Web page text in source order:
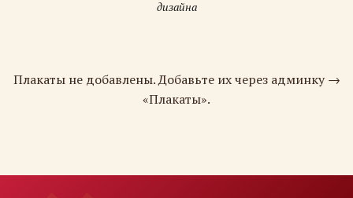
дизайна
Плакаты не добавлены. Добавьте их через админку →
«Плакаты».